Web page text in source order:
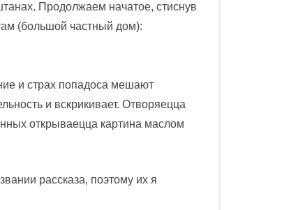
Продолжаем начатое, стиснув
(большой частный дом):
и страх попадоса мешают
и вскрикивает. Отворяецца
открываецца картина маслом
рассказа, поэтому их я